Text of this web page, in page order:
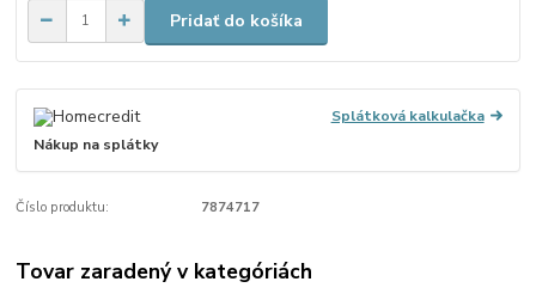
Pridať do košíka
Splátková kalkulačka
Nákup na splátky
Číslo produktu: 7874717
Tovar zaradený v kategóriách